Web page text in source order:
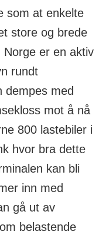
som at enkelte
store og brede
er en aktiv
rundt
dempes med
mot å nå
800 lastebiler i
hvor bra dette
kan bli
inn med
gå ut av
belastende